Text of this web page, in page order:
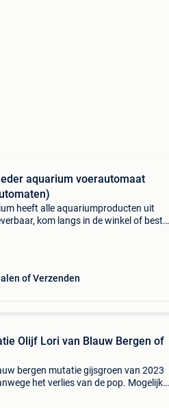
aquarium voerautomaat
heeft alle aquariumproducten uit
kom langs in de winkel of bestel
of Verzenden
Olijf Lori van Blauw Bergen of
bergen mutatie gijsgroen van 2023
het verlies van de pop. Mogelijk